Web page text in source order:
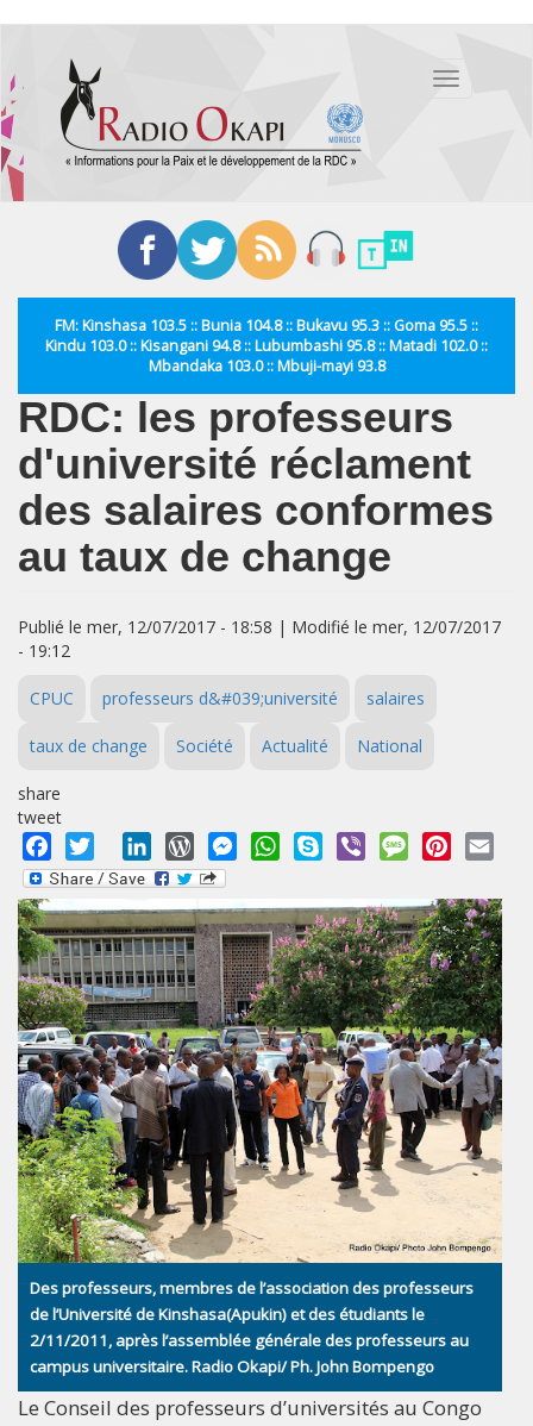
contenu
principal
Toggle
FM: Kinshasa 103.5 :: Bunia 104.8 :: Bukavu 95.3 :: Goma 95.5 ::
Kindu 103.0 :: Kisangani 94.8 :: Lubumbashi 95.8 :: Matadi 102.0 ::
Mbandaka 103.0 :: Mbuji-mayi 93.8
RDC: les professeurs
d'université réclament
des salaires conformes
au taux de change
Publié le mer, 12/07/2017 - 18:58 | Modifié le mer, 12/07/2017
- 19:12
CPUC professeurs d&#039;université salaires
taux de change Société Actualité National
share
tweet
Facebook
Twitter LinkedInWordPressMessengerWhatsApp
Skype Viber MessagePinterest
Des professeurs, membres de l’association des professeurs
de l’Université de Kinshasa(Apukin) et des étudiants le
2/11/2011, après l’assemblée générale des professeurs au
campus universitaire. Radio Okapi/ Ph. John Bompengo
Le Conseil des professeurs d’universités au Congo